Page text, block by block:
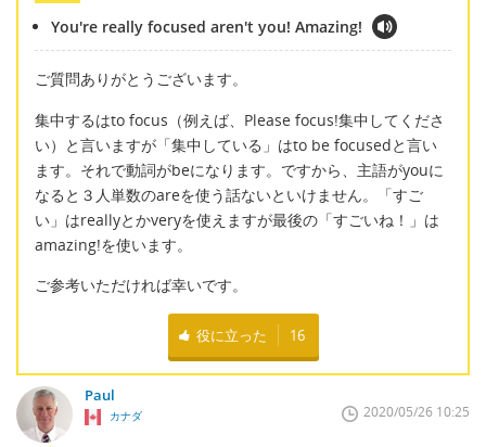
You're really focused aren't you! Amazing!
ご質問ありがとうございます。
集中するはto focus（例えば、Please focus!集中してくださ
い）と言いますが「集中している」はto be focusedと言い
ます。それで動詞がbeになります。ですから、主語がyouに
なると３人単数のareを使う話ないといけません。「すご
い」はreallyとかveryを使えますが最後の「すごいね！」は
amazing!を使います。
ご参考いただければ幸いです。
役に立った 16
Paul
カナダ 2020/05/26 10:25